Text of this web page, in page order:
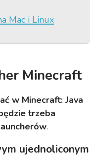
Mac i Linux
Minecraft
w Minecraft: Java
trzeba
.
ujednoliconym